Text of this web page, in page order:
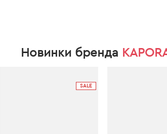
Новинки бренда
SALE